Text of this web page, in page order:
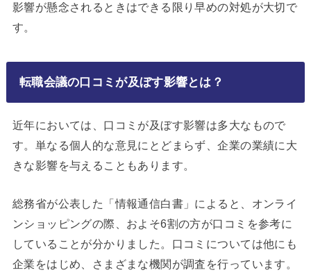
影響が懸念されるときはできる限り早めの対処が大切で
す。
転職会議の口コミが及ぼす影響とは？
近年においては、口コミが及ぼす影響は多大なもので
す。単なる個人的な意見にとどまらず、企業の業績に大
きな影響を与えることもあります。
総務省が公表した「情報通信白書」によると、オンライ
ンショッピングの際、およそ6割の方が口コミを参考に
していることが分かりました。口コミについては他にも
企業をはじめ、さまざまな機関が調査を行っています。